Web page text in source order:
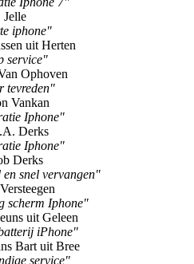
Jelle
iphone"
uit Herten
service"
Ophoven
tevreden"
Vankan
Iphone"
Derks
Iphone"
Derks
snel vervangen"
scherm Iphone"
uit Geleen
iPhone"
Bart uit Bree
service"